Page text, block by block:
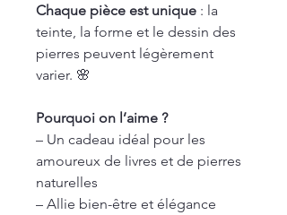
Chaque pièce est unique : la
teinte, la forme et le dessin des
pierres peuvent légèrement
varier. 🌸
Pourquoi on l’aime ?
– Un cadeau idéal pour les
amoureux de livres et de pierres
naturelles
– Allie bien-être et élégance